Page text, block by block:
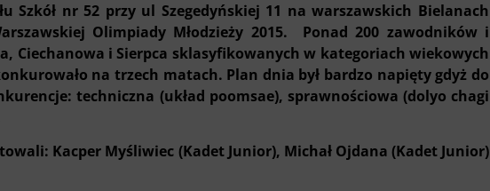
Szkół nr 52 przy ul Szegedyńskiej 11 na warszawskich Bielanach
Olimpiady Młodzieży 2015. Ponad 200 zawodników i
Ciechanowa i Sierpca sklasyfikowanych w kategoriach wiekowych
na trzech matach. Plan dnia był bardzo napięty gdyż do
techniczna (układ poomsae), sprawnościowa (dolyo chagi
Kacper Myśliwiec (Kadet Junior), Michał Ojdana (Kadet Junior)